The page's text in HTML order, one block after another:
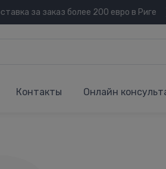
за заказ более 200 евро в Риге
Контакты Онлайн